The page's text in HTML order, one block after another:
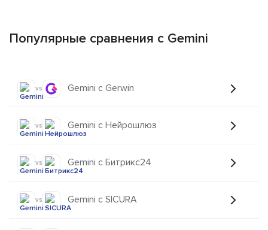
Популярные сравнения с Gemini
vs Gemini с Gerwin
vs Gemini с Нейрошлюз
vs Gemini с Битрикс24
vs Gemini с SICURA